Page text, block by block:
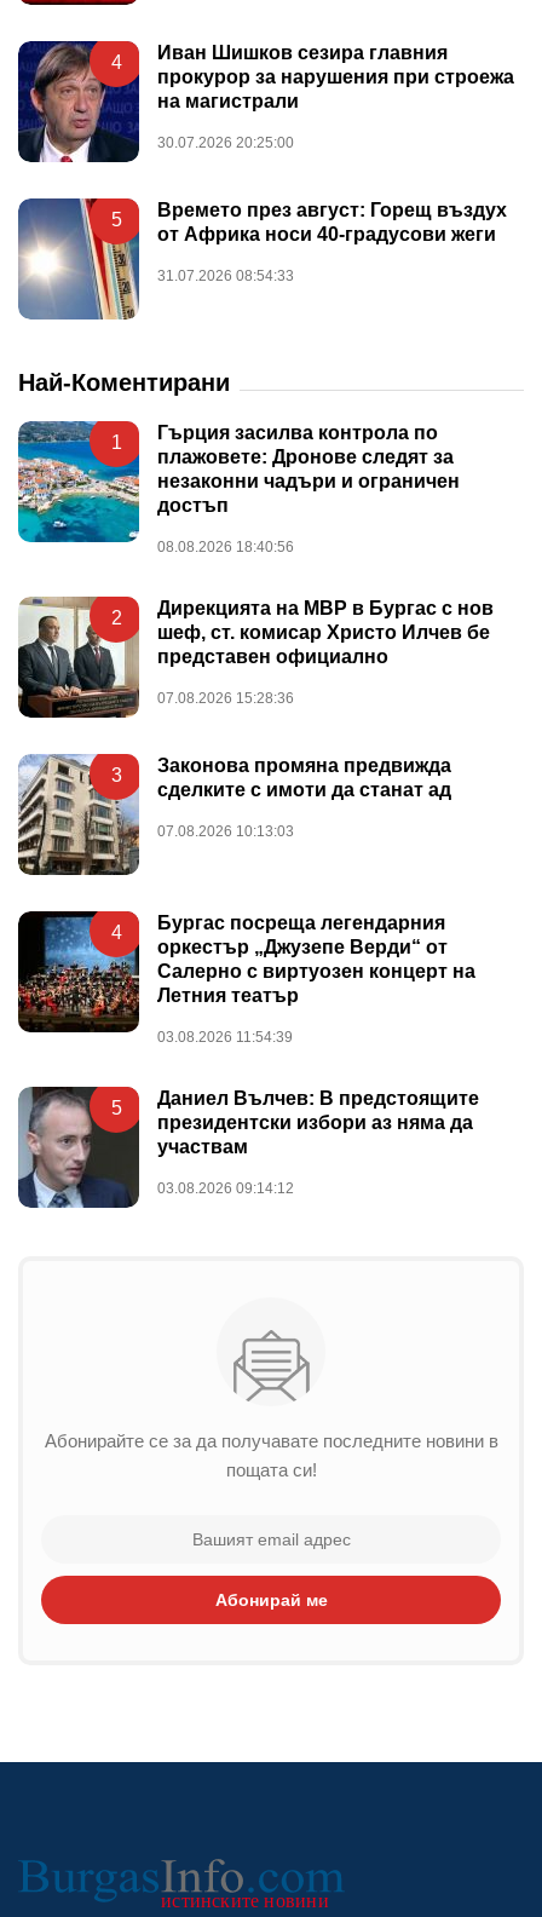
4
Иван Шишков сезира главния
прокурор за нарушения при строежа
на магистрали
30.07.2026 20:25:00
5
Времето през август: Горещ въздух
от Африка носи 40-градусови жеги
31.07.2026 08:54:33
Най-Коментирани
1
Гърция засилва контрола по
плажовете: Дронове следят за
незаконни чадъри и ограничен
достъп
08.08.2026 18:40:56
2
Дирекцията на МВР в Бургас с нов
шеф, ст. комисар Христо Илчев бе
представен официално
07.08.2026 15:28:36
3
Законова промяна предвижда
сделките с имоти да станат ад
07.08.2026 10:13:03
4
Бургас посреща легендарния
оркестър „Джузепе Верди“ от
Салерно с виртуозен концерт на
Летния театър
03.08.2026 11:54:39
5
Даниел Вълчев: В предстоящите
президентски избори аз няма да
участвам
03.08.2026 09:14:12
Абонирайте се за да получавате последните новини в
пощата си!
Абонирай ме